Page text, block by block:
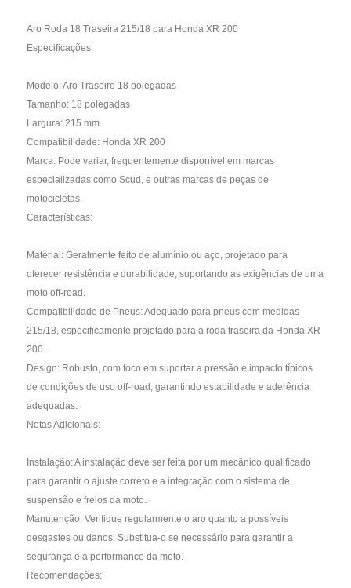
Aro Roda 18 Traseira 215/18 para Honda XR 200
Especificações:
Modelo: Aro Traseiro 18 polegadas
Tamanho: 18 polegadas
Largura: 215 mm
Compatibilidade: Honda XR 200
Marca: Pode variar, frequentemente disponível em marcas
especializadas como Scud, e outras marcas de peças de
motocicletas.
Características:
Material: Geralmente feito de alumínio ou aço, projetado para
oferecer resistência e durabilidade, suportando as exigências de uma
moto off-road.
Compatibilidade de Pneus: Adequado para pneus com medidas
215/18, especificamente projetado para a roda traseira da Honda XR
200.
Design: Robusto, com foco em suportar a pressão e impacto típicos
de condições de uso off-road, garantindo estabilidade e aderência
adequadas.
Notas Adicionais:
Instalação: A instalação deve ser feita por um mecânico qualificado
para garantir o ajuste correto e a integração com o sistema de
suspensão e freios da moto.
Manutenção: Verifique regularmente o aro quanto a possíveis
desgastes ou danos. Substitua-o se necessário para garantir a
segurança e a performance da moto.
Recomendações: